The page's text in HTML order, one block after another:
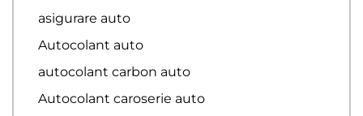
asigurare auto
Autocolant auto
autocolant carbon auto
Autocolant caroserie auto